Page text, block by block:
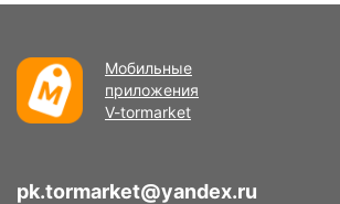
Мобильные
приложения
V-tormarket
pk.tormarket@yandex.ru